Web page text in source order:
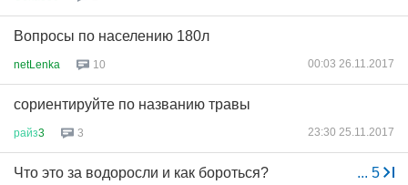
Вопросы по населению 180л
netLenka 10 00:03 26.11.2017
сориентируйте по названию травы
райз3 3 23:30 25.11.2017
... 5
Что это за водоросли и как бороться?